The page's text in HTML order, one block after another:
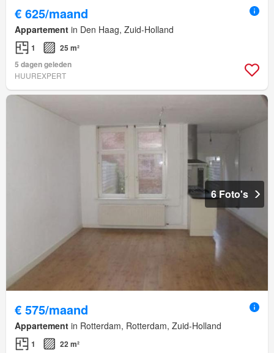
€ 625/maand
Appartement in Den Haag, Zuid-Holland
1
25 m²
5 dagen geleden
HUUREXPERT
6 Foto's
€ 575/maand
Appartement in Rotterdam, Rotterdam, Zuid-Holland
1
22 m²